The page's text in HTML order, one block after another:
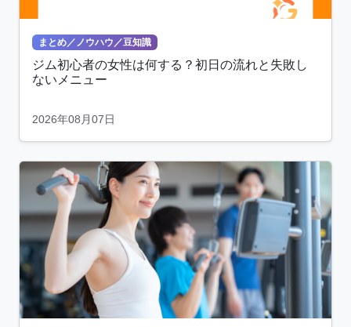
まとめ／ノウハウ／豆知識
ジム初心者の女性は何する？初日の流れと失敗し
ないメニュー
2026年08月07日